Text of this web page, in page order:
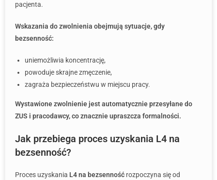
pacjenta.
Wskazania do zwolnienia obejmują sytuacje, gdy
bezsenność:
uniemożliwia koncentrację,
powoduje skrajne zmęczenie,
zagraża bezpieczeństwu w miejscu pracy.
Wystawione zwolnienie jest automatycznie przesyłane do
ZUS i pracodawcy, co znacznie upraszcza formalności.
Jak przebiega proces uzyskania L4 na
bezsenność?
Proces uzyskania L4 na bezsenność rozpoczyna się od